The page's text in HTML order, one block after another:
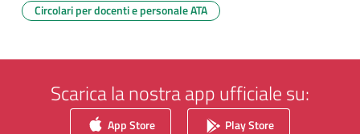
Circolari per docenti e personale ATA
Scarica la nostra app ufficiale su:
App Store Play Store